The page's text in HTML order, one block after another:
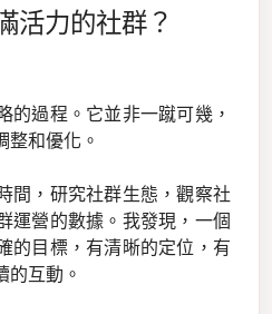
活力的社群？
的過程。它並非一蹴可幾，
整和優化。
間，研究社群生態，觀察社
運營的數據。我發現，一個
的目標，有清晰的定位，有
的互動。